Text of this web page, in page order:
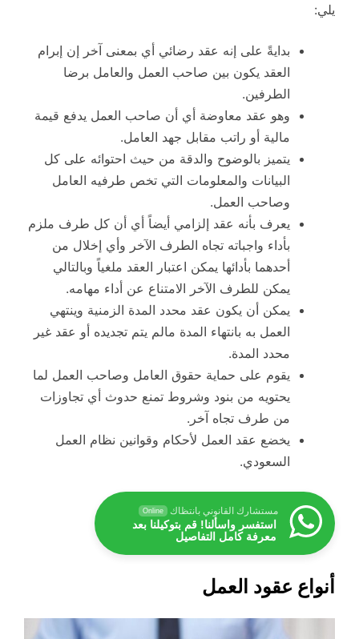
يلي:
بدايةً على إنه عقد رضائي أي بمعنى آخر إن إبرام
العقد يكون بين صاحب العمل والعامل برضا
الطرفين.
وهو عقد معاوضة أي أن صاحب العمل يدفع قيمة
مالية أو راتب مقابل جهد العامل.
يتميز بالوضوح والدقة من حيث احتوائه على كل
البيانات والمعلومات التي تخص طرفيه العامل
وصاحب العمل.
يعرف بأنه عقد إلزامي أيضاً أي أن كل طرف ملزم
بأداء واجباته تجاه الطرف الآخر وأي إخلال من
أحدهما بأدائها يمكن اعتبار العقد ملغياً وبالتالي
يمكن للطرف الآخر الامتناع عن أداء مهامه.
يمكن أن يكون عقد محدد المدة الزمنية وينتهي
العمل به بانتهاء المدة مالم يتم تجديده أو عقد غير
محدد المدة.
يقوم على حماية حقوق العامل وصاحب العمل لما
يحتويه من بنود وشروط تمنع حدوث أي تجاوزات
من طرف تجاه آخر.
يخضع عقد العمل لأحكام وقوانين نظام العمل
السعودي.
مستشارك القانوني بانتظاك Online
استفسر واسألنا! قم بتوكيلنا بعد
معرفة كامل التفاصيل
أنواع عقود العمل